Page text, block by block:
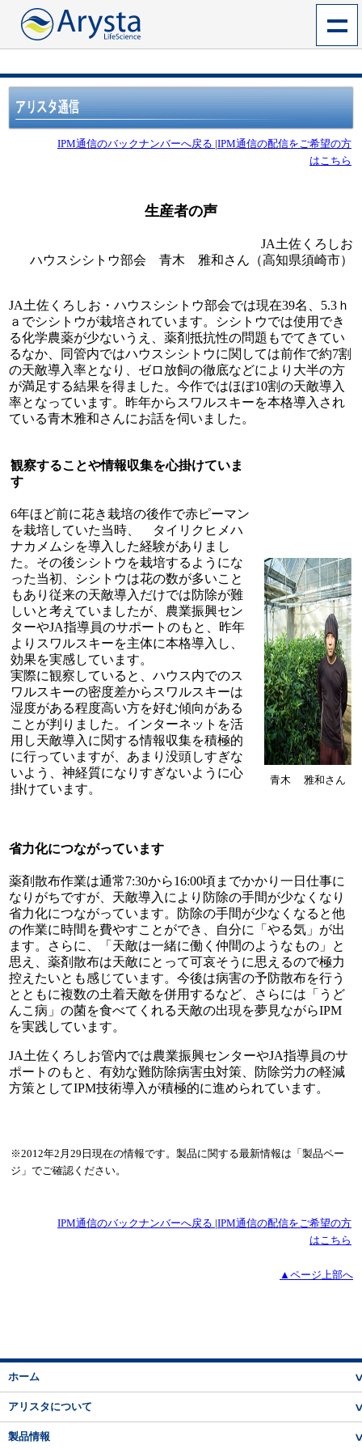
IPM通信のバックナンバーへ戻る |IPM通信の配信をご希望の方
はこちら
生産者の声
JA土佐くろしお
ハウスシシトウ部会 青木 雅和さん（高知県須崎市）
JA土佐くろしお・ハウスシシトウ部会では現在39名、5.3ｈ
ａでシシトウが栽培されています。シシトウでは使用でき
る化学農薬が少ないうえ、薬剤抵抗性の問題もでてきてい
るなか、同管内ではハウスシシトウに関しては前作で約7割
の天敵導入率となり、ゼロ放飼の徹底などにより大半の方
が満足する結果を得ました。今作ではほぼ10割の天敵導入
率となっています。昨年からスワルスキーを本格導入され
ている青木雅和さんにお話を伺いました。
観察することや情報収集を心掛けていま
す
6年ほど前に花き栽培の後作で赤ピーマン
を栽培していた当時、 タイリクヒメハ
ナカメムシを導入した経験がありまし
た。その後シシトウを栽培するようにな
った当初、シシトウは花の数が多いこと
もあり従来の天敵導入だけでは防除が難
しいと考えていましたが、農業振興セン
ターやJA指導員のサポートのもと、昨年
よりスワルスキーを主体に本格導入し、
効果を実感しています。
実際に観察していると、ハウス内でのス
ワルスキーの密度差からスワルスキーは
湿度がある程度高い方を好む傾向がある
ことが判りました。インターネットを活
用し天敵導入に関する情報収集を積極的
に行っていますが、あまり没頭しすぎな
いよう、神経質になりすぎないように心
掛けています。
青木 雅和さん
省力化につながっています
薬剤散布作業は通常7:30から16:00頃までかかり一日仕事に
なりがちですが、天敵導入により防除の手間が少なくなり
省力化につながっています。防除の手間が少なくなると他
の作業に時間を費やすことができ、自分に「やる気」が出
ます。さらに、「天敵は一緒に働く仲間のようなもの」と
思え、薬剤散布は天敵にとって可哀そうに思えるので極力
控えたいとも感じています。今後は病害の予防散布を行う
とともに複数の土着天敵を併用するなど、さらには「うど
んこ病」の菌を食べてくれる天敵の出現を夢見ながらIPM
を実践しています。
JA土佐くろしお管内では農業振興センターやJA指導員のサ
ポートのもと、有効な難防除病害虫対策、防除労力の軽減
方策としてIPM技術導入が積極的に進められています。
※2012年2月29日現在の情報です。製品に関する最新情報は「製品ペー
ジ」でご確認ください。
IPM通信のバックナンバーへ戻る |IPM通信の配信をご希望の方
はこちら
▲ページ上部へ
ホーム
アリスタについて
製品情報